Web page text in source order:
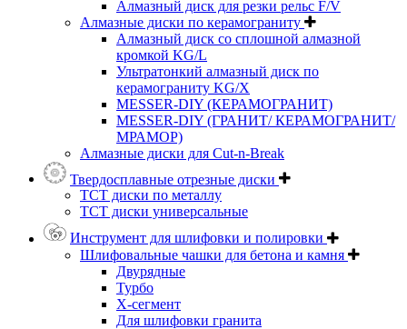
Алмазный диск для резки рельс F/V
Алмазные диски по керамограниту
Алмазный диск со сплошной алмазной
кромкой KG/L
Ультратонкий алмазный диск по
керамограниту KG/X
MESSER-DIY (КЕРАМОГРАНИТ)
MESSER-DIY (ГРАНИТ/ КЕРАМОГРАНИТ/
МРАМОР)
Алмазные диски для Cut-n-Break
Твердосплавные отрезные диски
ТСТ диски по металлу
ТСТ диски универсальные
Инструмент для шлифовки и полировки
Шлифовальные чашки для бетона и камня
Двурядные
Турбо
Х-сегмент
Для шлифовки гранита